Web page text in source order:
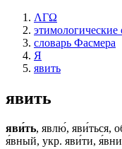
ΛΓΩ
этимологические
словарь Фасмера
Я
явить
явить
яви́ть, явлю́, яви́ться,
я́вный, укр. яви́ти,